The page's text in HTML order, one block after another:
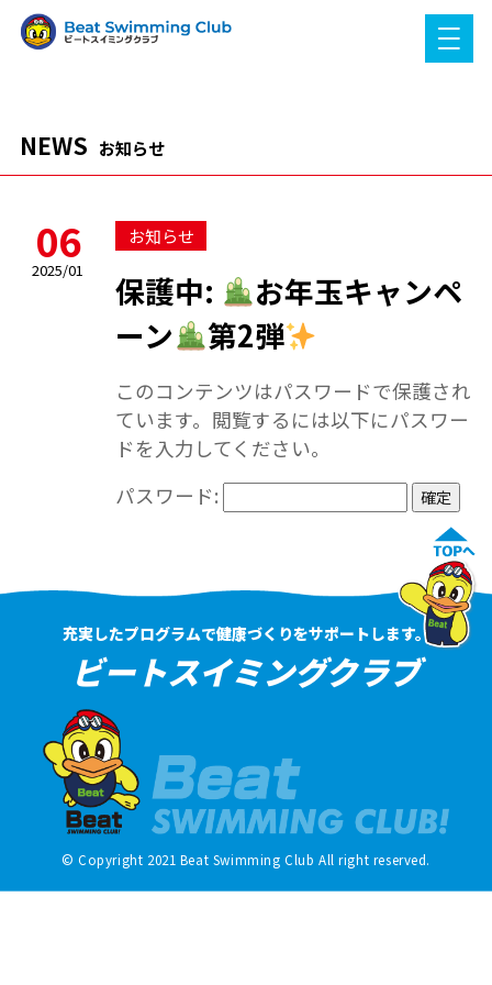
NEWS お知らせ
06
2025/01
お知らせ
保護中:
お年玉キャンペ
ーン
第2弾
このコンテンツはパスワードで保護され
ています。閲覧するには以下にパスワー
ドを入力してください。
パスワード:
充実したプログラムで健康づくりをサポートします。
ビートスイミングクラブ
© Copyright 2021 Beat Swimming Club All right reserved.